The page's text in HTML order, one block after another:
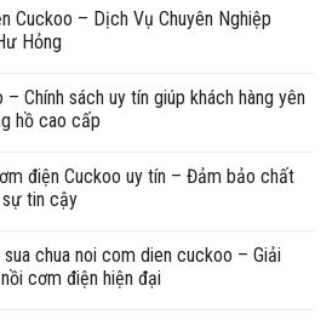
Cuckoo – Dịch Vụ Chuyên Nghiệp
Hỏng
– Chính sách uy tín giúp khách hàng yên
hồ cao cấp
điện Cuckoo uy tín – Đảm bảo chất
tin cậy
chua noi com dien cuckoo – Giải
cơm điện hiện đại